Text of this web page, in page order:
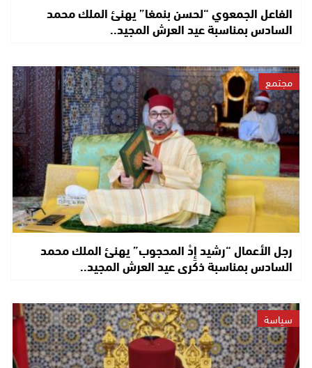
الفاعل الجمعوي “لحسن بنمغا” يهنئ الملك محمد
السادس بمناسبة عيد العرش المجيد..
مجتمع
رجل الأعمال “رشيد إِدْ المحجوب” يهنئ الملك محمد
السادس بمناسبة ذكرى عيد العرش المجيد..
سياسة